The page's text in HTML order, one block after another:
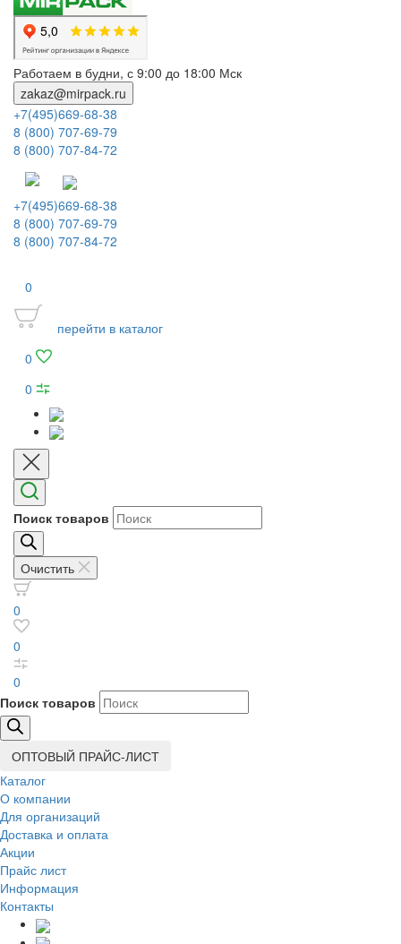
Работаем в будни, с 9:00 до 18:00 Мск
zakaz@mirpack.ru
+7(495)669-68-38
8 (800) 707-69-79
8 (800) 707-84-72
+7(495)669-68-38
8 (800) 707-69-79
8 (800) 707-84-72
0
перейти в каталог
0
0
Поиск товаров
Очистить
0
0
0
Поиск товаров
ОПТОВЫЙ ПРАЙС-ЛИСТ
Каталог
О компании
Для организаций
Доставка и оплата
Акции
Прайс лист
Информация
Контакты